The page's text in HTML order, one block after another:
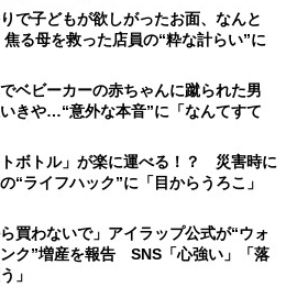
りで子どもが欲しがったお面、なんと
る母を救った店員の“粋な計らい”に
でベビーカーの赤ちゃんに蹴られた男
きや…“意外な本音”に「なんてすて
ボトル」が楽に運べる！？ 災害時に
“ライフハック”に「目からうろこ」
ら買わないで」アイラップ公式が“ウォ
ク”増産を報告 SNS「心強い」「落
」